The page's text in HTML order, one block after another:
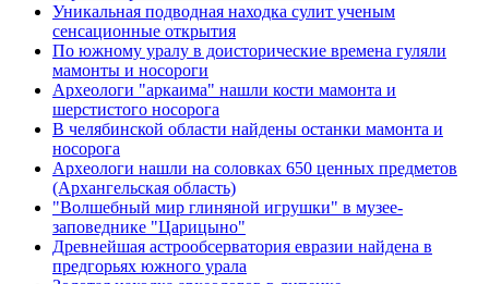
Уникальная подводная находка сулит ученым
сенсационные открытия
По южному уралу в доисторические времена гуляли
мамонты и носороги
Археологи "аркаима" нашли кости мамонта и
шерстистого носорога
В челябинской области найдены останки мамонта и
носорога
Археологи нашли на соловках 650 ценных предметов
(Архангельская область)
"Волшебный мир глиняной игрушки" в музее-
заповеднике "Царицыно"
Древнейшая астрообсерватория евразии найдена в
предгорьях южного урала